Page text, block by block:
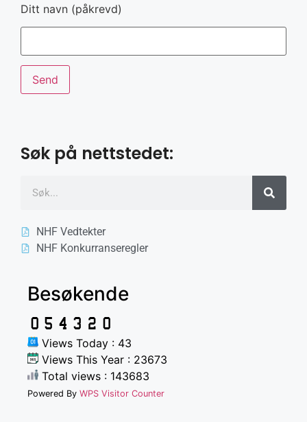
Ditt navn (påkrevd)
Søk på nettstedet:
NHF Vedtekter
NHF Konkurranseregler
Besøkende
Views Today : 43
Views This Year : 23673
Total views : 143683
Powered By WPS Visitor Counter